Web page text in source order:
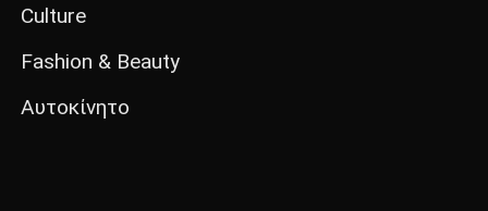
Culture
Fashion & Beauty
Αυτοκίνητο